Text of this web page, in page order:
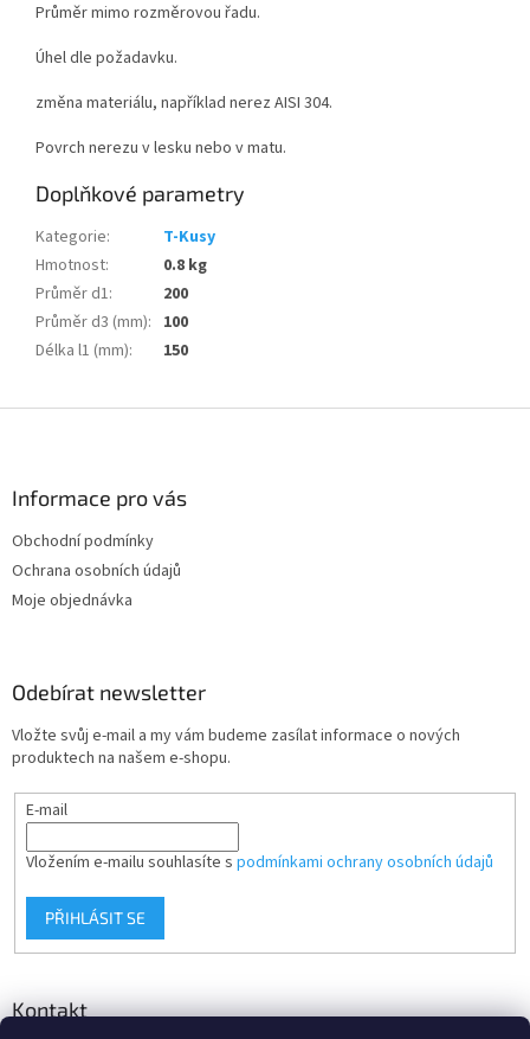
Průměr mimo rozměrovou řadu.
Úhel dle požadavku.
změna materiálu, například nerez AISI 304.
Povrch nerezu v lesku nebo v matu.
Doplňkové parametry
Kategorie:
T-Kusy
Hmotnost:
0.8 kg
Průměr d1:
200
Průměr d3 (mm): 100
Délka l1 (mm): 150
Informace pro vás
Obchodní podmínky
Ochrana osobních údajů
Moje objednávka
Odebírat newsletter
Vložte svůj e-mail a my vám budeme zasílat informace o nových
produktech na našem e-shopu.
E-mail
Vložením e-mailu souhlasíte s podmínkami ochrany osobních údajů
PŘIHLÁSIT SE
Kontakt